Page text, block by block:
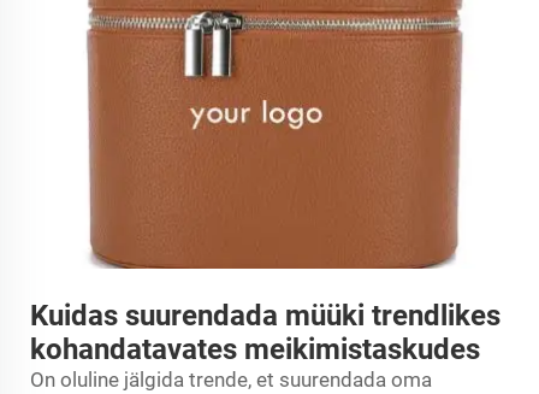
Kuidas suurendada müüki trendlikes
kohandatavates meikimistaskudes
On oluline jälgida trende, et suurendada oma